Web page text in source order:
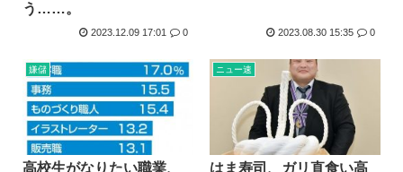
う……。
2023.12.09 17:01 0 2023.08.30 15:35 0
嫌儲
高校生がなりたい職業、
ニュー速
はま寿司、ガリ直食い高